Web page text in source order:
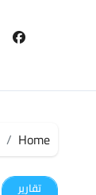
Home
تقارير